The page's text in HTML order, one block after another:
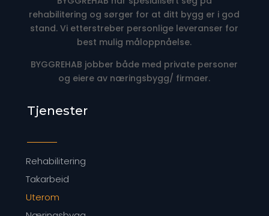
rehabilitering og sørger for at ditt bygg er i god
stand. Vi etterstreber personlige leveranser for
best mulig måloppnåelse.
BYGGREHAB jobber både med private personer
og eiere av næringsbygg/ firmaer.
Tjenester
Rehabilitering
Takarbeid
Uterom